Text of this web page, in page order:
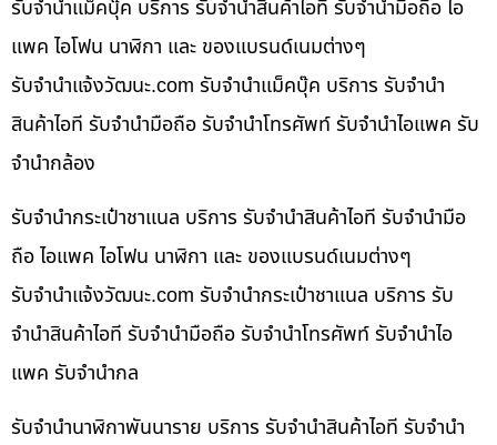
รับจำนำแม็คบุ๊ค บริการ รับจำนำสินค้าไอที รับจำนำมือถือ ไอ
แพค ไอโฟน นาฬิกา และ ของแบรนด์เนมต่างๆ
รับจํานําแจ้งวัฒนะ.com รับจำนำแม็คบุ๊ค บริการ รับจำนำ
สินค้าไอที รับจำนำมือถือ รับจำนำโทรศัพท์ รับจำนำไอแพค รับ
จำนำกล้อง
รับจำนำกระเป๋าชาแนล บริการ รับจำนำสินค้าไอที รับจำนำมือ
ถือ ไอแพค ไอโฟน นาฬิกา และ ของแบรนด์เนมต่างๆ
รับจํานําแจ้งวัฒนะ.com รับจำนำกระเป๋าชาแนล บริการ รับ
จำนำสินค้าไอที รับจำนำมือถือ รับจำนำโทรศัพท์ รับจำนำไอ
แพค รับจำนำกล
รับจำนำนาฬิกาพันนาราย บริการ รับจำนำสินค้าไอที รับจำนำ